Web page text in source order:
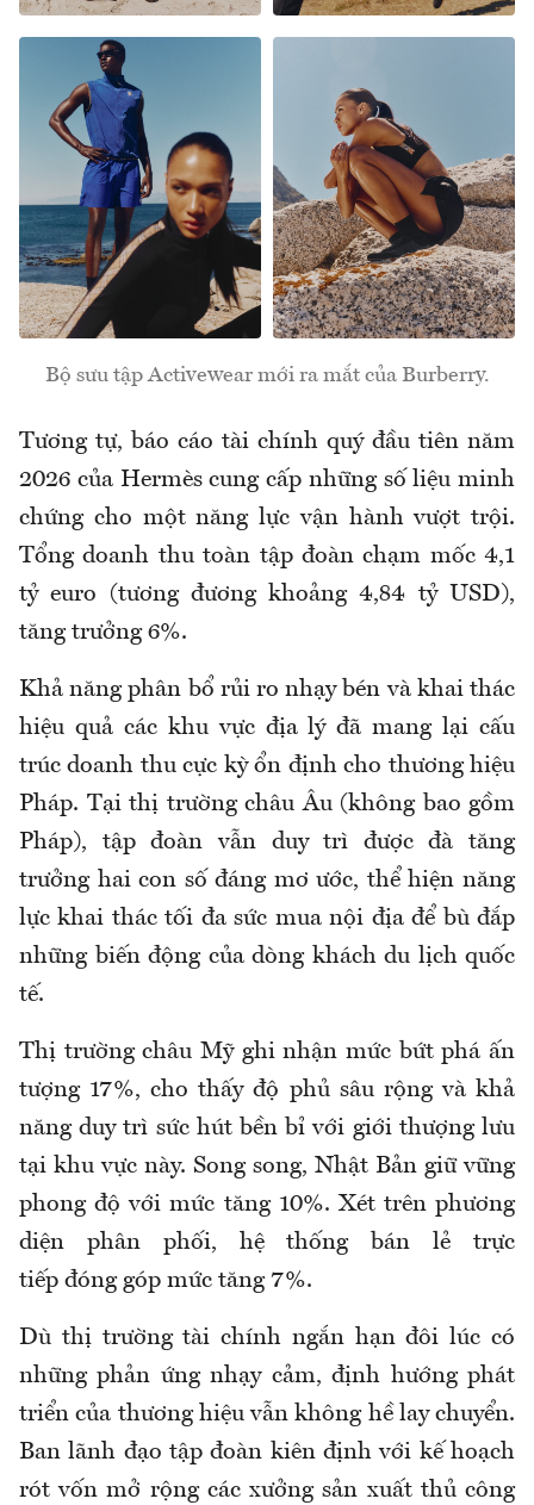
Bộ sưu tập Activewear mới ra mắt của Burberry.
Tương tự, báo cáo tài chính quý đầu tiên năm
2026 của Hermès cung cấp những số liệu minh
chứng cho một năng lực vận hành vượt trội.
Tổng doanh thu toàn tập đoàn chạm mốc 4,1
tỷ euro (tương đương khoảng 4,84 tỷ USD),
tăng trưởng 6%.
Khả năng phân bổ rủi ro nhạy bén và khai thác
hiệu quả các khu vực địa lý đã mang lại cấu
trúc doanh thu cực kỳ ổn định cho thương hiệu
Pháp. Tại thị trường châu Âu (không bao gồm
Pháp), tập đoàn vẫn duy trì được đà tăng
trưởng hai con số đáng mơ ước, thể hiện năng
lực khai thác tối đa sức mua nội địa để bù đắp
những biến động của dòng khách du lịch quốc
tế.
Thị trường châu Mỹ ghi nhận mức bứt phá ấn
tượng 17%, cho thấy độ phủ sâu rộng và khả
năng duy trì sức hút bền bỉ với giới thượng lưu
tại khu vực này. Song song, Nhật Bản giữ vững
phong độ với mức tăng 10%. Xét trên phương
diện phân phối, hệ thống bán lẻ trực
tiếp đóng góp mức tăng 7%.
Dù thị trường tài chính ngắn hạn đôi lúc có
những phản ứng nhạy cảm, định hướng phát
triển của thương hiệu vẫn không hề lay chuyển.
Ban lãnh đạo tập đoàn kiên định với kế hoạch
rót vốn mở rộng các xưởng sản xuất thủ công